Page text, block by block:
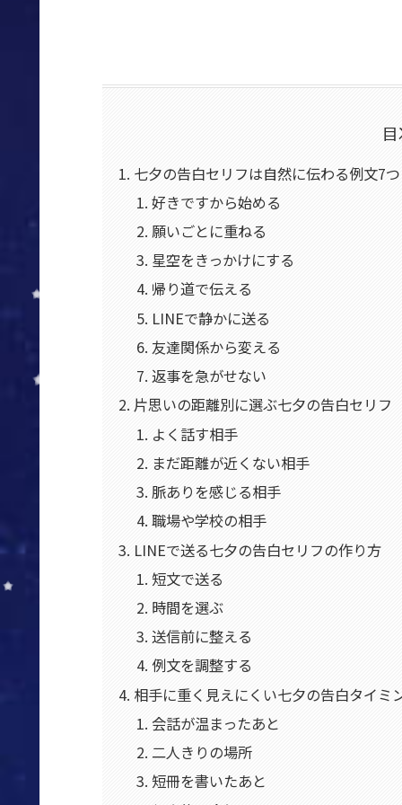
七夕の告白セリフは自然に伝わる例文7つ
好きですから始める
願いごとに重ねる
星空をきっかけにする
帰り道で伝える
LINEで静かに送る
友達関係から変える
返事を急がせない
片思いの距離別に選ぶ七夕の告白セリフ
よく話す相手
まだ距離が近くない相手
脈ありを感じる相手
職場や学校の相手
LINEで送る七夕の告白セリフの作り方
短文で送る
時間を選ぶ
送信前に整える
例文を調整する
相手に重く見えにくい七夕の告白タイミ
会話が温まったあと
二人きりの場所
短冊を書いたあと